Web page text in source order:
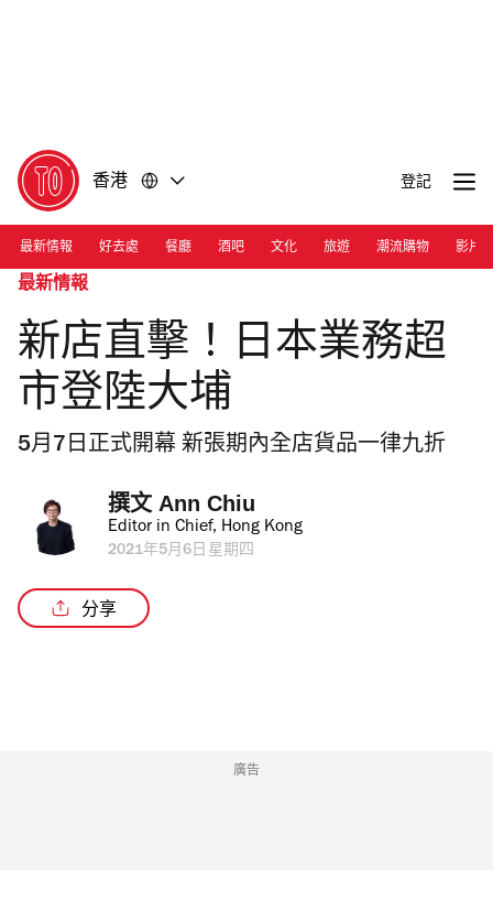
香港 登記
最新情報 好去處 餐廳 酒吧 文化 旅遊 潮流購物 影片
最新情報
新店直擊！日本業務超
市登陸大埔
5月7日正式開幕 新張期內全店貨品一律九折
撰文 Ann Chiu
Editor in Chief, Hong Kong
2021年5月6日星期四
分享
廣告